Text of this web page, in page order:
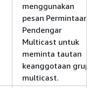
menggunakan
pesan Permintaan
Pendengar
Multicast untuk
meminta tautan
keanggotaan grup
multicast.